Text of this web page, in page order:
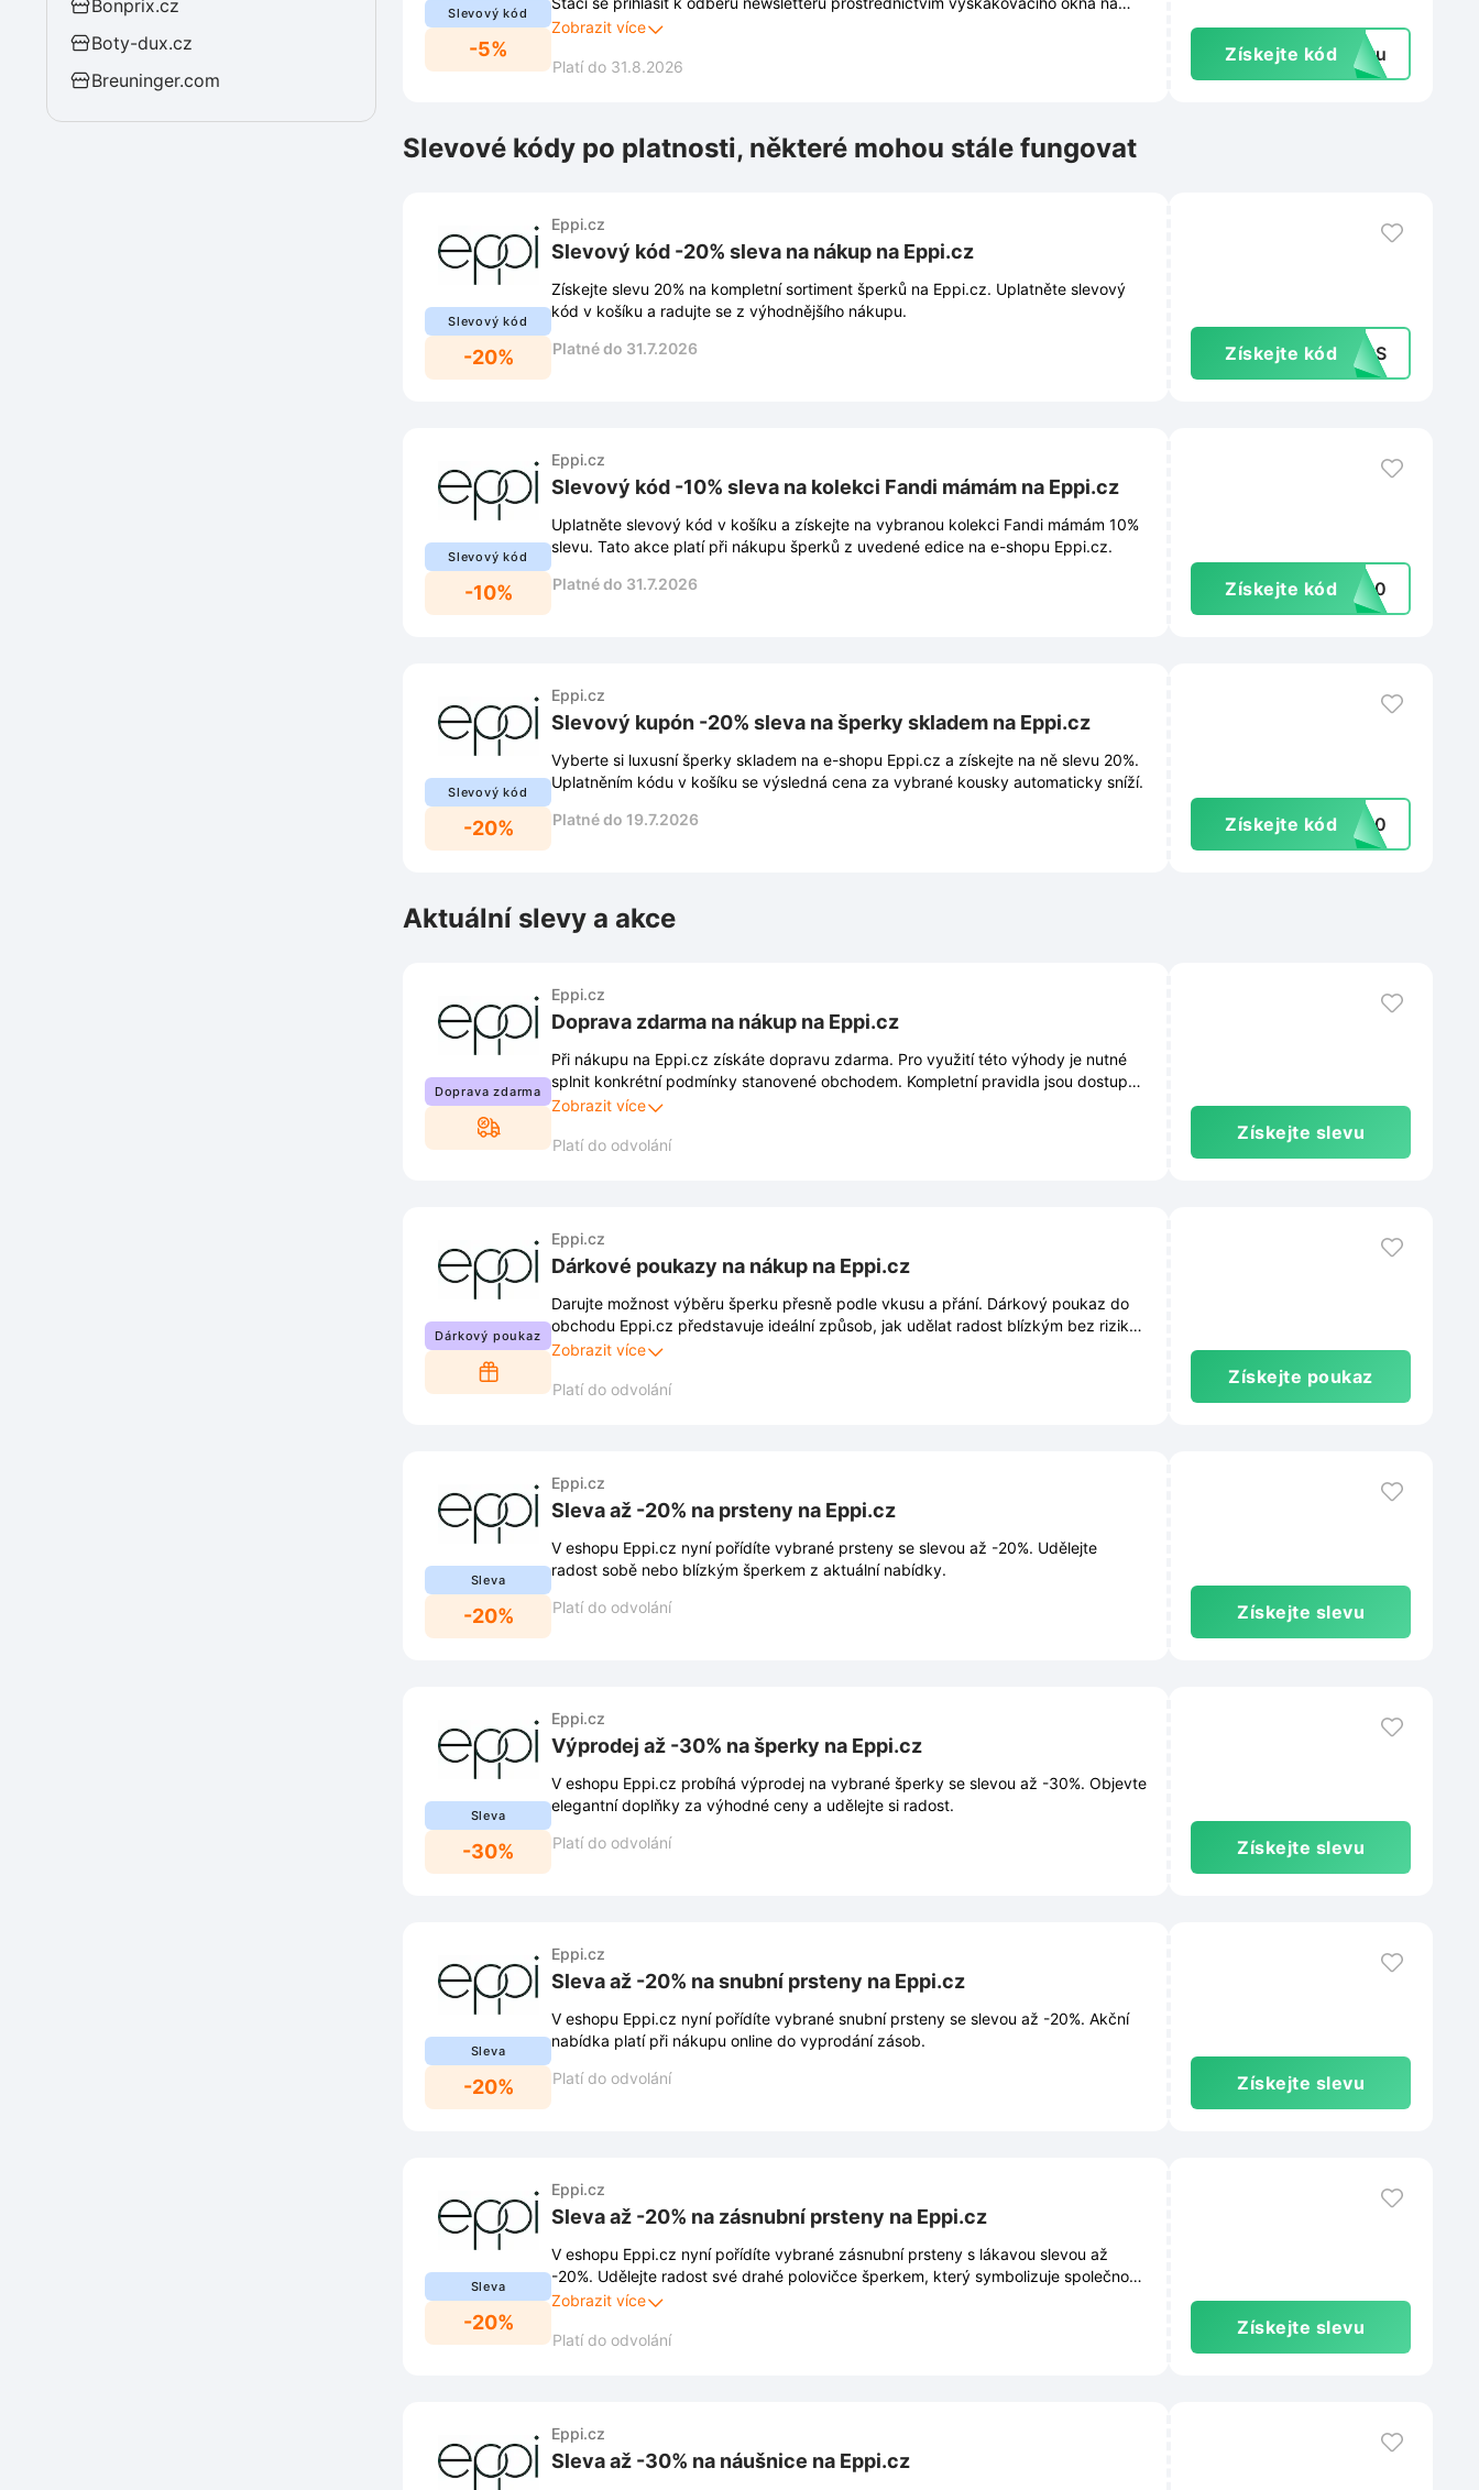
Bonprix.cz
Boty-dux.cz
Breuninger.com
Slevový kód
-5%
webových stránkách. Díky registraci již neuniknou žádné novinky, slevy ani
Zobrazit více
Platí do 31.8.2026
Získejte kód extu
Slevové kódy po platnosti, některé mohou stále fungovat
Slevový kód
-20%
Eppi.cz
Slevový kód -20% sleva na nákup na Eppi.cz
Získejte slevu 20% na kompletní sortiment šperků na Eppi.cz. Uplatněte slevový
kód v košíku a radujte se z výhodnějšího nákupu.
Platné do 31.7.2026
Získejte kód26CS
Slevový kód
-10%
Eppi.cz
Slevový kód -10% sleva na kolekci Fandi mámám na Eppi.cz
Uplatněte slevový kód v košíku a získejte na vybranou kolekci Fandi mámám 10%
slevu. Tato akce platí při nákupu šperků z uvedené edice na e-shopu Eppi.cz.
Platné do 31.7.2026
Získejte kódFM10
Slevový kód
-20%
Eppi.cz
Slevový kupón -20% sleva na šperky skladem na Eppi.cz
Vyberte si luxusní šperky skladem na e-shopu Eppi.cz a získejte na ně slevu 20%.
Uplatněním kódu v košíku se výsledná cena za vybrané kousky automaticky sníží.
Platné do 19.7.2026
Získejte kódHD20
Aktuální slevy a akce
Doprava zdarma
Eppi.cz
Doprava zdarma na nákup na Eppi.cz
Při nákupu na Eppi.cz získáte dopravu zdarma. Pro využití této výhody je nutné
splnit konkrétní podmínky stanovené obchodem. Kompletní pravidla jsou dostupná
na webových stránkách a mohou se v čase měnit.
Zobrazit více
Platí do odvolání
Získejte slevu
Dárkový poukaz
Eppi.cz
Dárkové poukazy na nákup na Eppi.cz
Darujte možnost výběru šperku přesně podle vkusu a přání. Dárkový poukaz do
obchodu Eppi.cz představuje ideální způsob, jak udělat radost blízkým bez rizika
nevhodného výběru.
Zobrazit více
Platí do odvolání
Získejte poukaz
Sleva
-20%
Eppi.cz
Sleva až -20% na prsteny na Eppi.cz
V eshopu Eppi.cz nyní pořídíte vybrané prsteny se slevou až -20%. Udělejte
radost sobě nebo blízkým šperkem z aktuální nabídky.
Platí do odvolání
Získejte slevu
Sleva
-30%
Eppi.cz
Výprodej až -30% na šperky na Eppi.cz
V eshopu Eppi.cz probíhá výprodej na vybrané šperky se slevou až -30%. Objevte
elegantní doplňky za výhodné ceny a udělejte si radost.
Platí do odvolání
Získejte slevu
Sleva
-20%
Eppi.cz
Sleva až -20% na snubní prsteny na Eppi.cz
V eshopu Eppi.cz nyní pořídíte vybrané snubní prsteny se slevou až -20%. Akční
nabídka platí při nákupu online do vyprodání zásob.
Platí do odvolání
Získejte slevu
Sleva
-20%
Eppi.cz
Sleva až -20% na zásnubní prsteny na Eppi.cz
V eshopu Eppi.cz nyní pořídíte vybrané zásnubní prsteny s lákavou slevou až
-20%. Udělejte radost své drahé polovičce šperkem, který symbolizuje společnou
cestu životem.
Zobrazit více
Platí do odvolání
Získejte slevu
Eppi.cz
Sleva až -30% na náušnice na Eppi.cz